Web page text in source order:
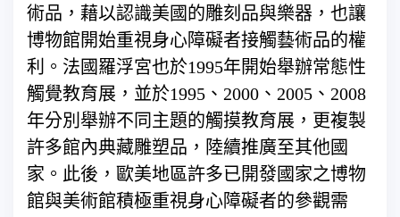
術品，藉以認識美國的雕刻品與樂器，也讓
博物館開始重視身心障礙者接觸藝術品的權
利。法國羅浮宮也於1995年開始舉辦常態性
觸覺教育展，並於1995、2000、2005、2008
年分別舉辦不同主題的觸摸教育展，更複製
許多館內典藏雕塑品，陸續推廣至其他國
家。此後，歐美地區許多已開發國家之博物
館與美術館積極重視身心障礙者的參觀需